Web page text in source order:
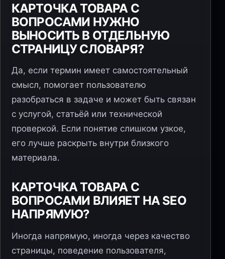
КАРТОЧКА ТОВАРА С
ВОПРОСАМИ НУЖНО
ВЫНОСИТЬ В ОТДЕЛЬНУЮ
СТРАНИЦУ СЛОВАРЯ?
Да, если термин имеет самостоятельный
смысл, помогает пользователю
разобраться в задаче и может быть связан
с услугой, статьёй или технической
проверкой. Если понятие слишком узкое,
его лучше раскрыть внутри близкого
материала.
КАРТОЧКА ТОВАРА С
ВОПРОСАМИ ВЛИЯЕТ НА SEO
НАПРЯМУЮ?
Иногда напрямую, иногда через качество
страницы, поведение пользователя,